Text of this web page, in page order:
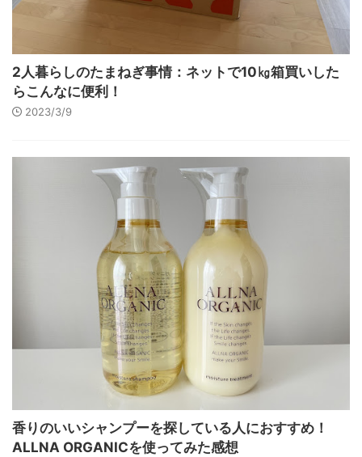
2人暮らしのたまねぎ事情：ネットで10㎏箱買いした
らこんなに便利！
2023/3/9
香りのいいシャンプーを探している人におすすめ！
ALLNA ORGANICを使ってみた感想